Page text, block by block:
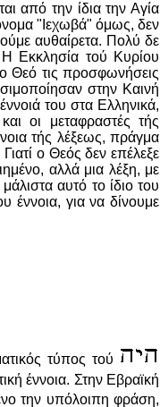
από την ίδια την Αγία
"Ιεχωβά" όμως, δεν
αυθαίρετα. Πολύ δε
Η Εκκλησία τού Κυρίου
Θεό τις προσφωνήσεις
στην Καινή
του στα Ελληνικά,
οι μεταφραστές τής
τής λέξεως, πράγμα
Γιατί ο Θεός δεν επέλεξε
αλλά μια λέξη, με
αυτό το ίδιο του
έννοια, για να δίνουμε
τύπος τού
έννοια. Στην Εβραϊκή
την υπόλοιπη φράση,